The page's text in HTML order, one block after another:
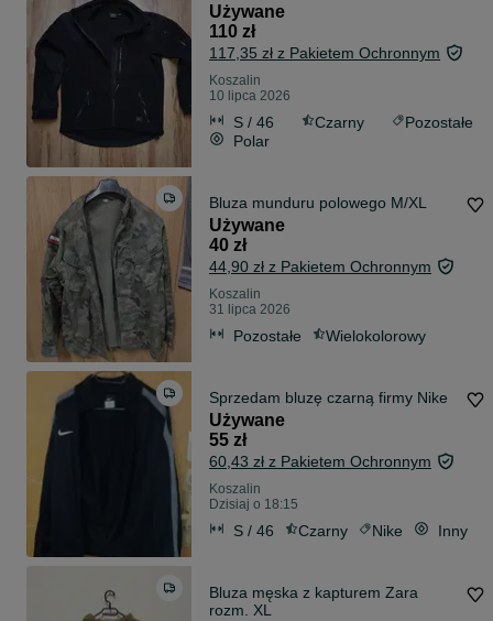
Używane
110 zł
117,35 zł z Pakietem Ochronnym
Koszalin
10 lipca 2026
S / 46 Czarny
Pozostałe
Polar
Bluza munduru polowego M/XL
Używane
40 zł
44,90 zł z Pakietem Ochronnym
Koszalin
31 lipca 2026
Pozostałe Wielokolorowy
Sprzedam bluzę czarną firmy Nike
Używane
55 zł
60,43 zł z Pakietem Ochronnym
Koszalin
Dzisiaj o 18:15
S / 46 Czarny Nike Inny
Bluza męska z kapturem Zara
rozm. XL